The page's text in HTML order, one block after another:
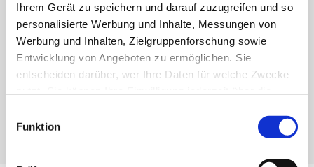
Ihrem Gerät zu speichern und darauf zuzugreifen und so
personalisierte Werbung und Inhalte, Messungen von
Werbung und Inhalten, Zielgruppenforschung sowie
Entwicklung von Angeboten zu ermöglichen. Sie
entscheiden darüber, wer Ihre Daten für welche Zwecke
Trigger Symbol ändern oder widerrufen
Funktion
ANMELDEN